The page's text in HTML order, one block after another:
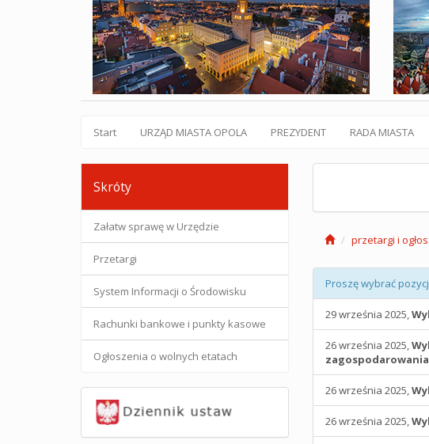
Start URZĄD MIASTA OPOLA PREZYDENT RADA MIASTA
Skróty
Załatw sprawę w Urzędzie
Przetargi
System Informacji o Środowisku
Rachunki bankowe i punkty kasowe
Ogłoszenia o wolnych etatach
przetargi i
Proszę wybrać
29 września 2025,
26 września 2025,
26 września 2025,
26 września 2025,